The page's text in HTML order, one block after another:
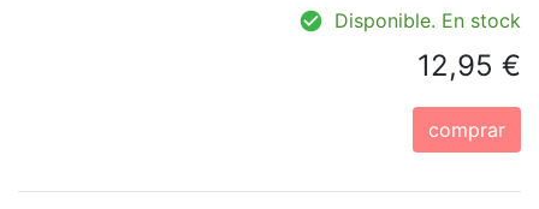
Disponible. En stock
12,95 €
comprar